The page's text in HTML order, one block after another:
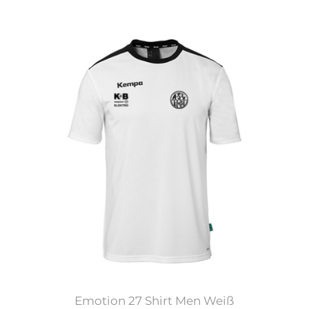
Emotion 27 Shirt Men Weiß